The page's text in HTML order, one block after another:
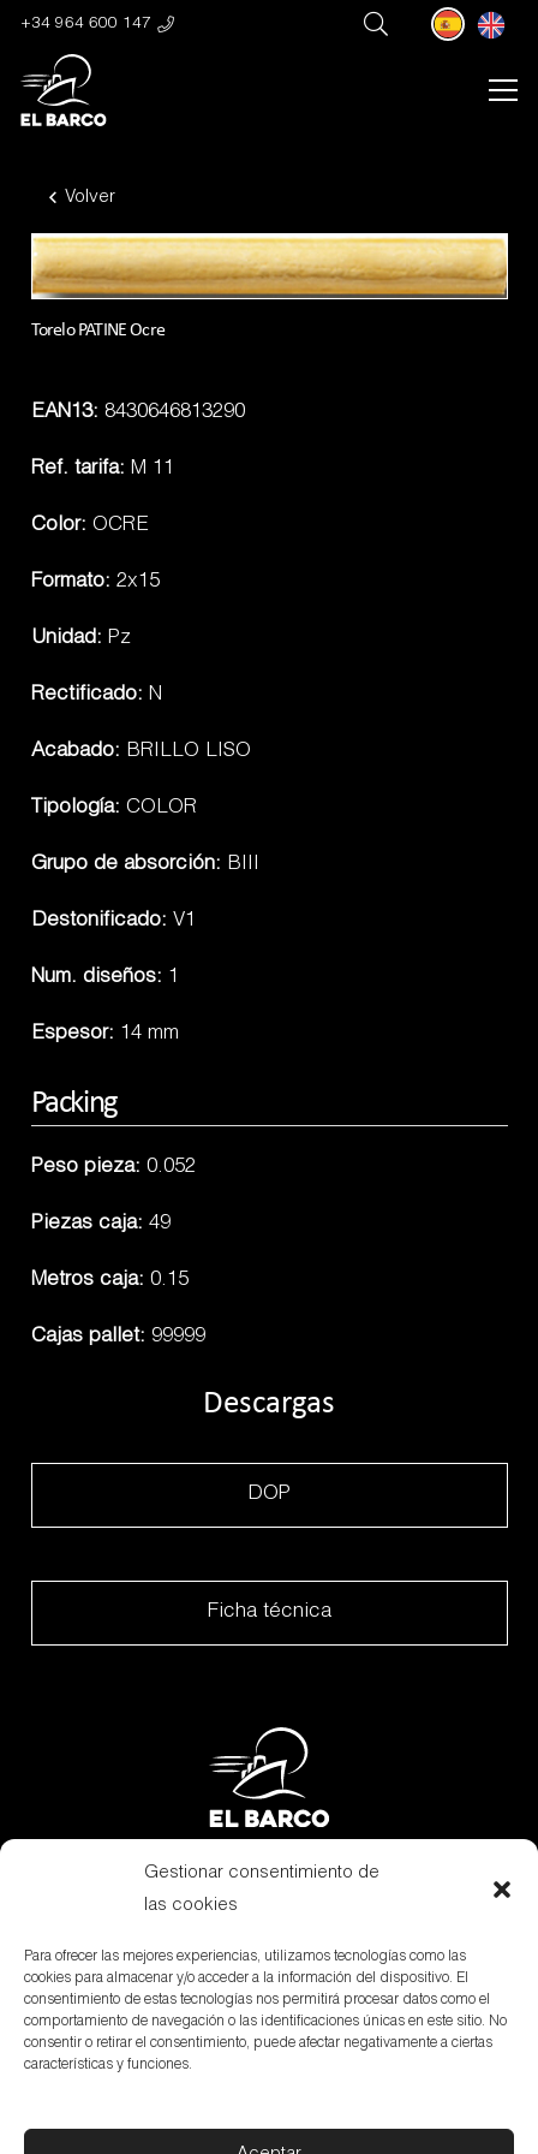
Gestionar consentimiento de
las cookies
Para ofrecer las mejores experiencias, utilizamos tecnologías como las
cookies para almacenar y/o acceder a la información del dispositivo. El
consentimiento de estas tecnologías nos permitirá procesar datos como el
comportamiento de navegación o las identificaciones únicas en este sitio. No
consentir o retirar el consentimiento, puede afectar negativamente a ciertas
características y funciones.
+34 964 600 147
Volver
Torelo PATINE Ocre
EAN13: 8430646813290
Ref. tarifa: M 11
Color: OCRE
Formato: 2x15
Unidad: Pz
Rectificado: N
Acabado: BRILLO LISO
Tipología: COLOR
Grupo de absorción: BIII
Destonificado: V1
Num. diseños: 1
Espesor: 14 mm
Packing
Peso pieza: 0.052
Piezas caja: 49
Metros caja: 0.15
Cajas pallet: 99999
Descargas
DOP
Ficha técnica
Subvenciones
Aviso Legal
Política de privacidad